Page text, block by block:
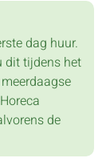
dag huur.
dit tijdens het
de